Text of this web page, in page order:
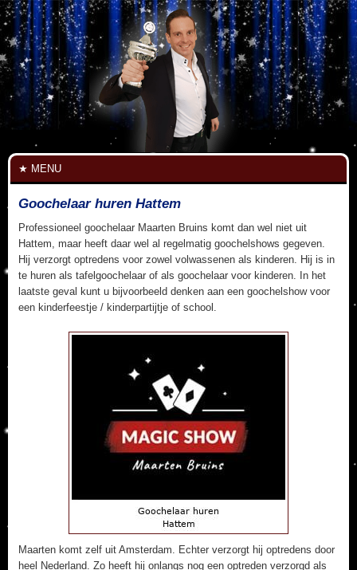
MENU
Goochelaar huren Hattem
Professioneel goochelaar Maarten Bruins komt dan wel niet uit
Hattem, maar heeft daar wel al regelmatig goochelshows gegeven.
Hij verzorgt optredens voor zowel volwassenen als kinderen. Hij is in
te huren als tafelgoochelaar of als goochelaar voor kinderen. In het
laatste geval kunt u bijvoorbeeld denken aan een goochelshow voor
een kinderfeestje / kinderpartijtje of school.
Maarten komt zelf uit Amsterdam. Echter verzorgt hij optredens door
heel Nederland. Zo heeft hij onlangs nog een optreden verzorgd als